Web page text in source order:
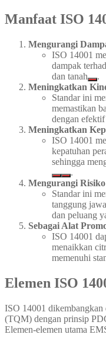
Manfaat ISO
Mengurangi
ISO 14001
dampak
dan tanah
.
Meningkatkan
Standar ini
memastikan
dengan
Meningkatkan
ISO 14001
kepatuhan
sehingga
.
Mengurangi
Standar ini
tanggung
dan peluang
Sebagai Alat
ISO 14001
menaikkan
memenuhi
Elemen ISO
ISO 14001
(TQM) dengan prinsip
Elemen-elemen utama